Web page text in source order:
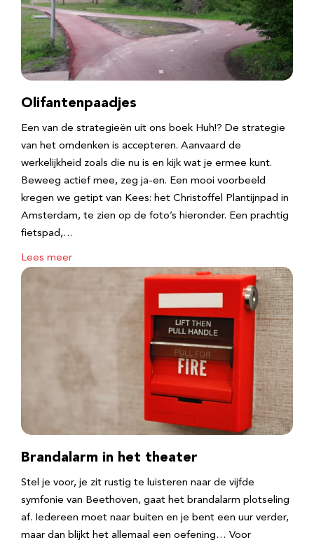
Olifantenpaadjes
Een van de strategieën uit ons boek Huh!? De strategie
van het omdenken is accepteren. Aanvaard de
werkelijkheid zoals die nu is en kijk wat je ermee kunt.
Beweeg actief mee, zeg ja-en. Een mooi voorbeeld
kregen we getipt van Kees: het Christoffel Plantijnpad in
Amsterdam, te zien op de foto’s hieronder. Een prachtig
fietspad,…
Lees meer
Brandalarm in het theater
Stel je voor, je zit rustig te luisteren naar de vijfde
symfonie van Beethoven, gaat het brandalarm plotseling
af. Iedereen moet naar buiten en je bent een uur verder,
maar dan blijkt het allemaal een oefening… Voor